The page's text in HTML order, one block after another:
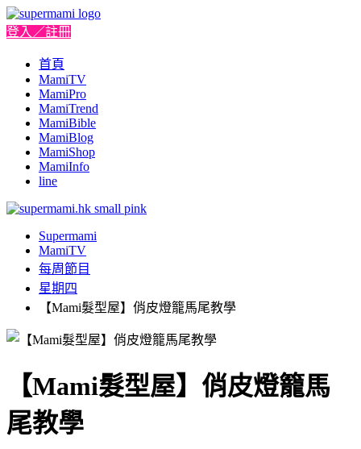
登入／註冊
首頁
MamiTV
MamiPro
MamiTrend
MamiBible
MamiBlog
MamiShop
MamiInfo
line
Supermami
MamiTV
每周節目
星期四
【Mami髮型屋】俏皮燈籠馬尾教學
【Mami髮型屋】俏皮燈籠馬
尾教學